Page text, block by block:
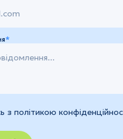
політикою